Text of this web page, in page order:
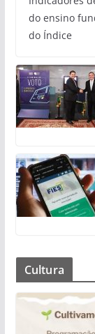
do ensino
do Índice
Cultura